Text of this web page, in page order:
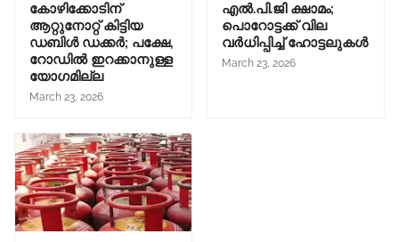
കോഴിക്കോടിന്
ആറ്റുനോറ്റ് കിട്ടിയ
ഡബിൾ ഡക്കർ; പക്ഷേ,
റോഡിൽ ഇറക്കാനുള്ള
യോഗമില്ല
March 23, 2026
എൽ.പി.ജി ക്ഷാമം;
പൊറോട്ടക്ക് വില
വർധിപ്പിച്ച് ഹോട്ടലുകൾ
March 23, 2026